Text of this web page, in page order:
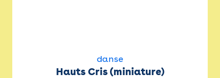
danse
Hauts Cris (miniature)